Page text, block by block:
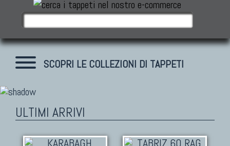
SCOPRI LE COLLEZIONI DI TAPPETI
TAPPETI MODERNI
Tibet Contemporanei
ULTIMI ARRIVI